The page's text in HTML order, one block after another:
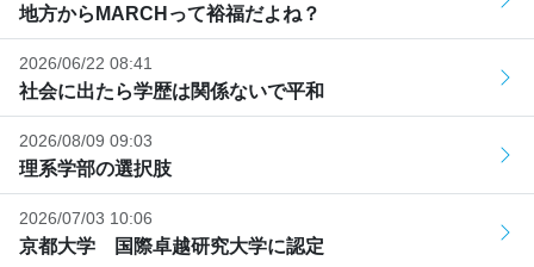
地方からMARCHって裕福だよね？
2026/06/22 08:41
社会に出たら学歴は関係ないで平和
2026/08/09 09:03
理系学部の選択肢
2026/07/03 10:06
京都大学 国際卓越研究大学に認定